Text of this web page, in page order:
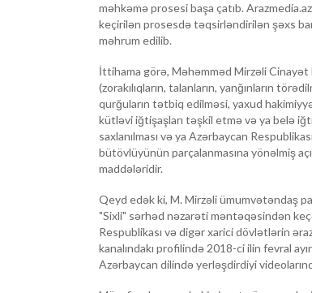
məhkəmə prosesi başa çatıb.
keçirilən prosesdə təqsirləndirilən şəxs
məhrum edilib.
İttihama görə, Məhəmməd Mirzəli
(zorakılıqların, talanların, yanğınların
qurğuların tətbiq edilməsi, yaxud
kütləvi iğtişaşları təşkil etmə və ya belə
saxlanılması və ya Azərbaycan
bütövlüyünün parçalanmasına yönəlmiş
maddələridir.
Qeyd edək ki, M. Mirzəli ümumvətəndaş
"Sixli" sərhəd nəzarəti məntəqəsindən
Respublikası və digər xarici dövlətlərin
kanalındakı profilində 2018-ci ilin fevral
Azərbaycan dilində yerləşdirdiyi